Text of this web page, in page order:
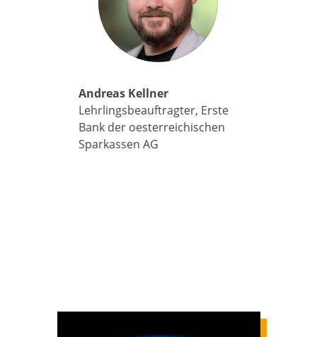
Andreas Kellner
Lehrlingsbeauftragter, Erste
Bank der oesterreichischen
Sparkassen AG